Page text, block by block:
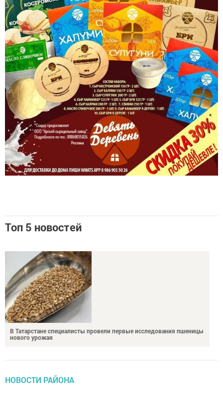
Топ 5 новостей
В Татарстане специалисты провели первые исследования пшеницы
нового урожая
НОВОСТИ РАЙОНА